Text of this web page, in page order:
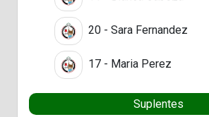
20 - Sara Fernandez
17 - Maria Perez
Suplentes